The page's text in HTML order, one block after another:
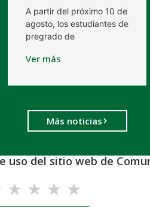
A partir del próximo 10 de
agosto, los estudiantes de
pregrado de
Ver más
Más noticias
del sitio web de